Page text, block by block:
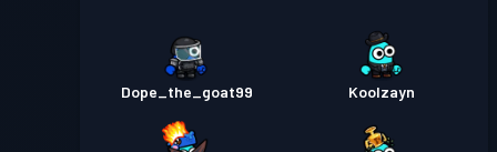
Dope_the_goat99 Koolzayn